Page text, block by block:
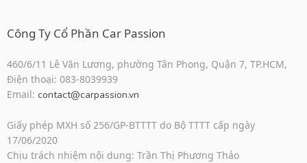
Công Ty Cổ Phần Car Passion
460/6/11 Lê Văn Lương, phường Tân Phong, Quận 7, TP.HCM,
Điện thoại: 083-8039939
Email: contact@carpassion.vn
Giấy phép MXH số 256/GP-BTTTT do Bộ TTTT cấp ngày
17/06/2020
Chịu trách nhiệm nội dung: Trần Thị Phương Thảo